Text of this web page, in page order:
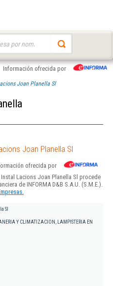
Información ofrecida por
Joan Planella Sl
Joan Planella Sl
ofrecida por
Lacions Joan Planella Sl procede
de INFORMA D&B S.A.U. (S.M.E.).
Sl
Y CLIMATIZACION, LAMPISTERIA EN